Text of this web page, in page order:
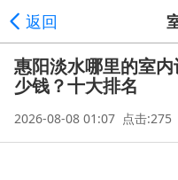
返回
惠阳淡水哪里的室
少钱？十大排名
2026-08-08 01:07 点击:275